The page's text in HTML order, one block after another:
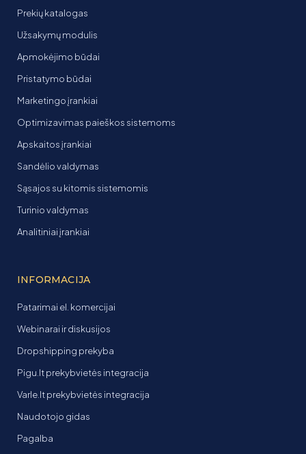
Prekių katalogas
Užsakymų modulis
Apmokėjimo būdai
Pristatymo būdai
Marketingo įrankiai
Optimizavimas paieškos sistemoms
Apskaitos įrankiai
Sandėlio valdymas
Sąsajos su kitomis sistemomis
Turinio valdymas
Analitiniai įrankiai
INFORMACIJA
Patarimai el. komercijai
Webinarai ir diskusijos
Dropshipping prekyba
Pigu.lt prekybvietės integracija
Varle.lt prekybvietės integracija
Naudotojo gidas
Pagalba